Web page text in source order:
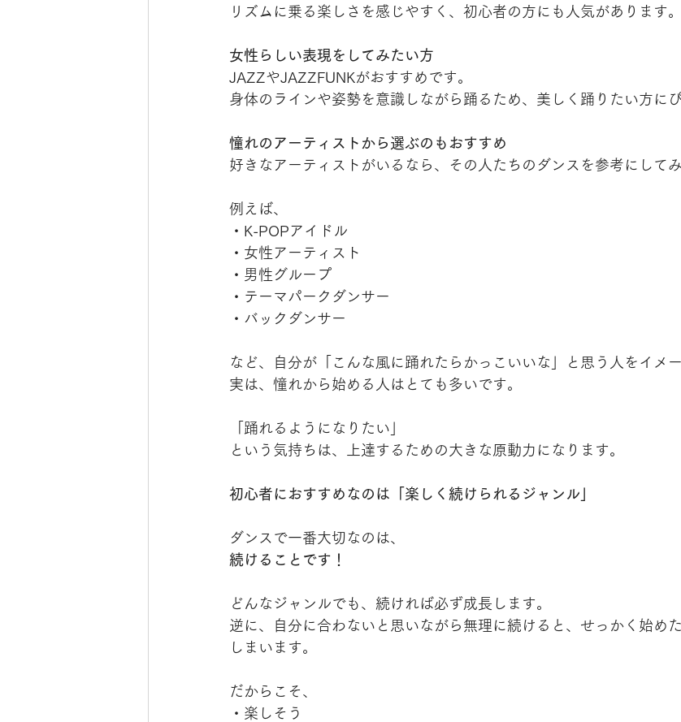
リズムに乗る楽しさを感じやすく、初心者の方にも人気があります。
女性らしい表現をしてみたい方
JAZZやJAZZFUNKがおすすめです。
身体のラインや姿勢を意識しながら踊るため、美しく踊りたい方にぴ
憧れのアーティストから選ぶのもおすすめ
好きなアーティストがいるなら、その人たちのダンスを参考にしてみ
例えば、
・K-POPアイドル
・女性アーティスト
・男性グループ
・テーマパークダンサー
・バックダンサー
など、自分が「こんな風に踊れたらかっこいいな」と思う人をイメ
実は、憧れから始める人はとても多いです。
「踊れるようになりたい」
という気持ちは、上達するための大きな原動力になります。
初心者におすすめなのは「楽しく続けられるジャンル」
ダンスで一番大切なのは、
続けることです！
どんなジャンルでも、続ければ必ず成長します。
逆に、自分に合わないと思いながら無理に続けると、せっかく始め
しまいます。
だからこそ、
・楽しそう